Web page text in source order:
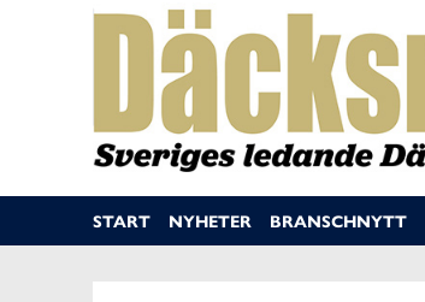
START NYHETER BRANSCHNYTT